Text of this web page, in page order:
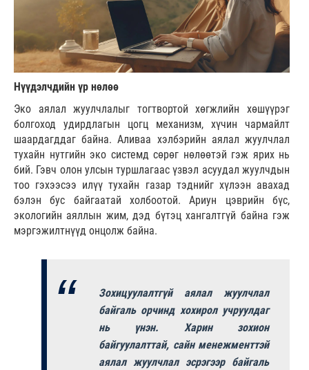
Нүүдэлчдийн үр нөлөө
Эко аялал жуулчлалыг тогтвортой хөгжлийн хөшүүрэг
болгоход удирдлагын цогц механизм, хүчин чармайлт
шаардагддаг байна. Аливаа хэлбэрийн аялал жуулчлал
тухайн нутгийн эко системд сөрөг нөлөөтэй гэж ярих нь
бий. Гэвч олон улсын туршлагаас үзвэл асуудал жуулчдын
тоо гэхээсээ илүү тухайн газар тэднийг хүлээн авахад
бэлэн бус байгаатай холбоотой. Ариун цэврийн бүс,
экологийн аяллын жим, дэд бүтэц хангалтгүй байна гэж
мэргэжилтнүүд онцолж байна.
Зохицуулалтгүй аялал жуулчлал
байгаль орчинд хохирол учруулдаг
нь үнэн. Харин зохион
байгуулалттай, сайн менежменттэй
аялал жуулчлал эсрэгээр байгаль